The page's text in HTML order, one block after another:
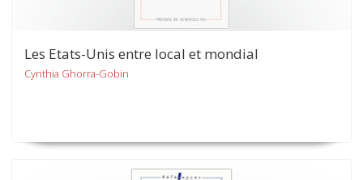
Les Etats-Unis entre local et mondial
Cynthia Ghorra-Gobin